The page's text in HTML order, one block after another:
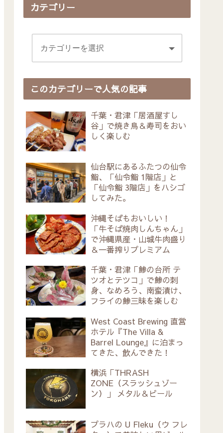
カテゴリー
このカテゴリーで人気の記事
千葉・君津「居酒屋すし
谷」で焼き鳥＆寿司をおい
しく楽しむ
仙台駅にあるふたつの仙令
鮨、「仙令鮨 1階店」と
「仙令鮨 3階店」をハシゴ
してみた。
沖縄そばもおいしい！
「牛そば焼肉しんちゃん」
で沖縄県産・山城牛肉盛り
＆一番搾りプレミアム
千葉・君津「鯵の台所 テ
ツオとテツコ」で鯵の刺
身、なめろう、南蛮漬け、
フライの鯵三昧を楽しむ
West Coast Brewing 直営
ホテル『The Villa &
Barrel Lounge』に泊まっ
てきた、飲んできた！
横浜「THRASH
ZONE（スラッシュゾー
ン）」 メタル＆ビール
プラハの U Fleku（ウ フレ